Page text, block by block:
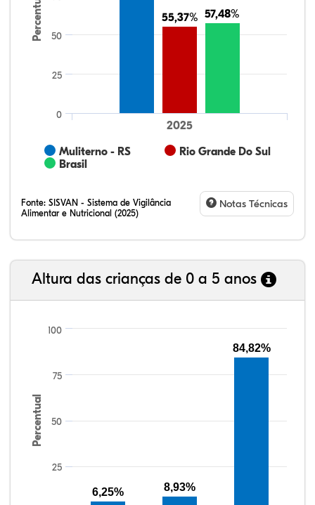
Percentual 55,37%
55,37% 57,48%
57,48%
Muliterno - RS
Rio Grande Do Sul
Brasil
2025
0
25
50
Fonte: SISVAN - Sistema de Vigilância
Alimentar e Nutricional (2025)
Notas Técnicas
Altura das crianças de 0 a 5 anos
Percentual
100
25
50
75
6,25% 8,93%
84,82%